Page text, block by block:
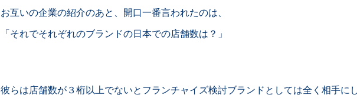
お互いの企業の紹介のあと、開口一番言われたのは、
「それでそれぞれのブランドの日本での店舗数は？」
彼らは店舗数が３桁以上でないとフランチャイズ検討ブランドとしては全く相手に